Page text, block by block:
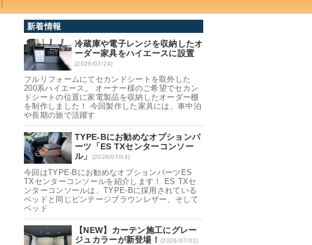
新着情報
冷蔵庫や電子レンジを収納したオ
ーダー家具をハイエースに設置
(2026/07/24)
フルリフォームにてセカンドシートを取外した
200系ハイエース。 オーナー様のご希望でセカン
ドシートの位置に家電製品を収納したオーダー棚
を制作しました！ 今回製作した家具には、車中泊
や長期の旅で活躍す
TYPE-Bにお勧めなオプションパ
ーツ「ES TXセンターコンソー
ル」
(2026/07/04)
今回はTYPE-Bにお勧めなオプションパーツES
TXセンターコンソールを紹介します！ ES TXセ
ンターコンソールは、TYPE-Bに採用されている
ベッドと同じビンテージブラウンレザー、そして
ベッド
【NEW】カーテン施工にグレー
ジュカラーが新登場！ (2026/07/01)